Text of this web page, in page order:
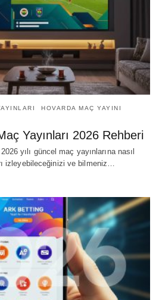
HOVARDA MAÇ YAYINI
Yayınları 2026 Rehberi
yılı güncel maç yayınlarına nasıl
izleyebileceğinizi ve bilmeniz…